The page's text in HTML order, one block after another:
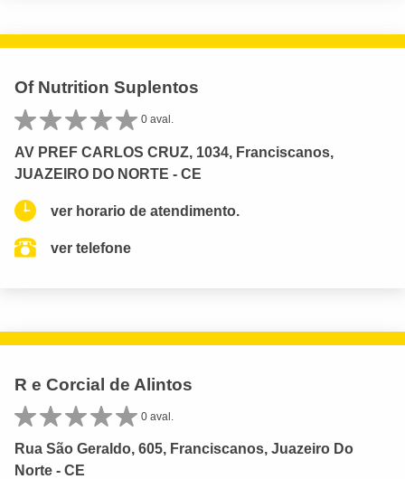
Of Nutrition Suplentos
0 aval.
AV PREF CARLOS CRUZ, 1034, Franciscanos,
JUAZEIRO DO NORTE - CE
ver horario de atendimento.
ver telefone
R e Corcial de Alintos
0 aval.
Rua São Geraldo, 605, Franciscanos, Juazeiro Do
Norte - CE